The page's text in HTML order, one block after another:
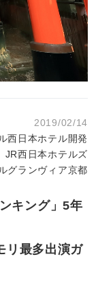
2019/02/14
西日本ホテル開発
JR西日本ホテルズ
グランヴィア京都
キング」5年
リ最多出演ガ